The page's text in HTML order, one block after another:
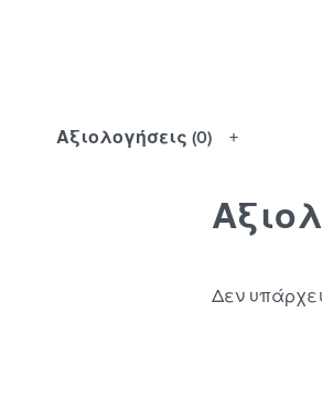
Αξιολογήσεις (0)
Δεν